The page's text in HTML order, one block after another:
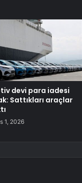
devi para iadesi
Sattıkları araçlar
1, 2026